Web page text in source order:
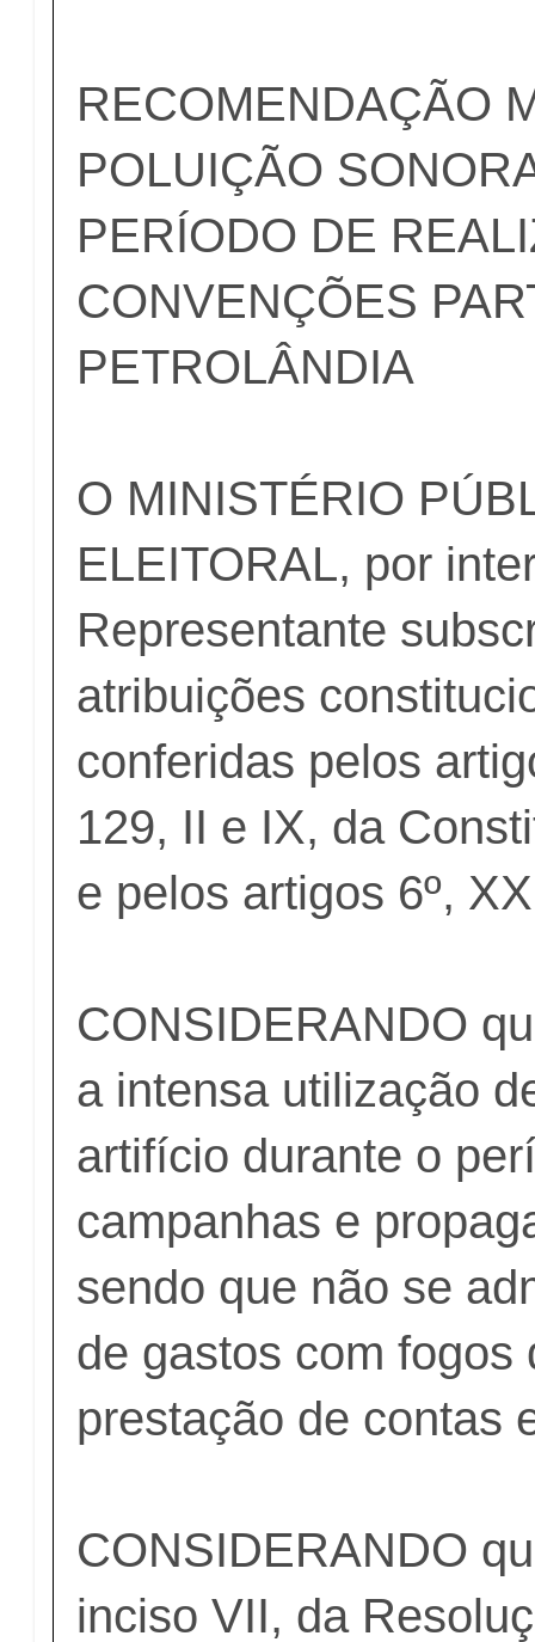
RECOMENDAÇÃO
POLUIÇÃO
PERÍODO DE
CONVENÇÕES
PETROLÂNDIA
O MINISTÉRIO
ELEITORAL, por
Representante
atribuições
conferidas pelos
129, II e IX, da
e pelos artigos 6º,
CONSIDERANDO
a intensa utilização
artifício durante o
campanhas e
sendo que não se
de gastos com fogos
prestação de contas
CONSIDERANDO
inciso VII, da